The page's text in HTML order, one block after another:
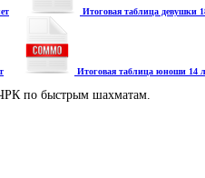
Итоговая таблица девушки
Итоговая таблица юноши 14
по быстрым шахматам.